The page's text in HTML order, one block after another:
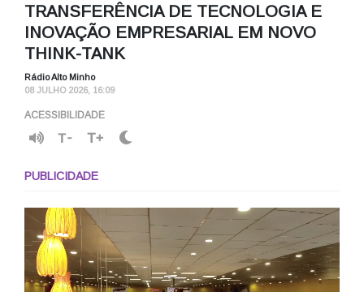
TRANSFERÊNCIA DE TECNOLOGIA E
INOVAÇÃO EMPRESARIAL EM NOVO
THINK-TANK
Rádio Alto Minho
08 JULHO 2026, 16:09
ACESSIBILIDADE
T- T+
PUBLICIDADE